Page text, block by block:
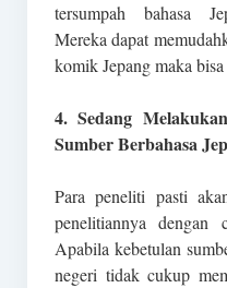
tersumpah bahasa
Mereka dapat
komik Jepang maka
4. Sedang
Sumber Berbahasa
Para peneliti pasti
penelitiannya dengan
Apabila kebetulan
negeri tidak cukup